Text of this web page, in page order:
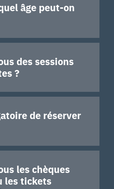
âge peut-on
des sessions
?
de réserver
les chèques
les tickets